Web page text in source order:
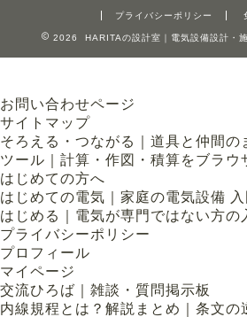
プライバシーポリシー
2026 HARITAの設計室｜電気設備設計・
お問い合わせページ
サイトマップ
そろえる・つながる｜道具と仲間の
ツール｜計算・作図・積算をブラウ
はじめての方へ
はじめての電気｜家庭の電気設備 入
はじめる｜電気が専門ではない方の
プライバシーポリシー
プロフィール
マイページ
交流ひろば｜雑談・質問掲示板
内線規程とは？解説まとめ｜条文の